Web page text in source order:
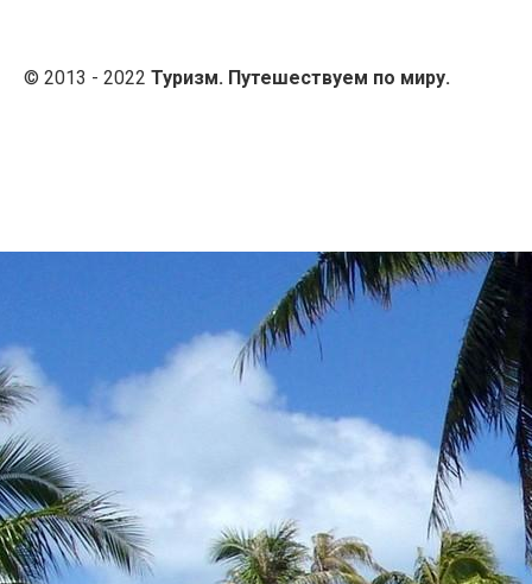
© 2013 - 2022 Туризм. Путешествуем по миру.